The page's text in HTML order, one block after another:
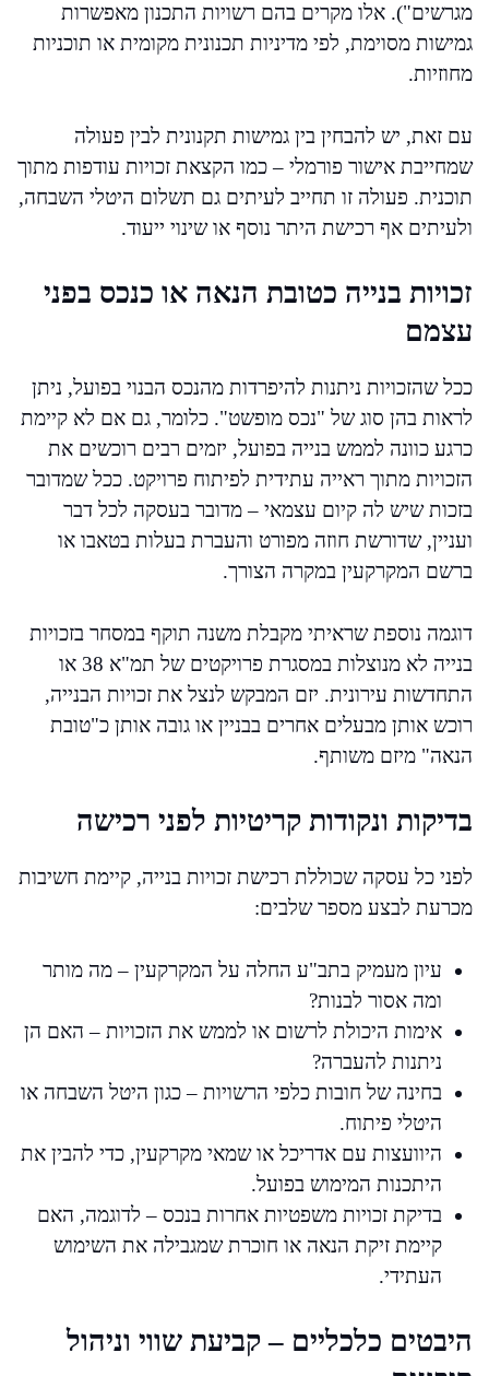
מגרשים"). אלו מקרים בהם רשויות התכנון מאפשרות
גמישות מסוימת, לפי מדיניות תכנונית מקומית או תוכניות
מחוזיות.
עם זאת, יש להבחין בין גמישות תקנונית לבין פעולה
שמחייבת אישור פורמלי – כמו הקצאת זכויות עודפות מתוך
תוכנית. פעולה זו תחייב לעיתים גם תשלום היטלי השבחה,
ולעיתים אף רכישת היתר נוסף או שינוי ייעוד.
זכויות בנייה כטובת הנאה או כנכס בפני
עצמם
ככל שהזכויות ניתנות להיפרדות מהנכס הבנוי בפועל, ניתן
לראות בהן סוג של "נכס מופשט". כלומר, גם אם לא קיימת
כרגע כוונה לממש בנייה בפועל, יזמים רבים רוכשים את
הזכויות מתוך ראייה עתידית לפיתוח פרויקט. ככל שמדובר
בזכות שיש לה קיום עצמאי – מדובר בעסקה לכל דבר
ועניין, שדורשת חוזה מפורט והעברת בעלות בטאבו או
ברשם המקרקעין במקרה הצורך.
דוגמה נוספת שראיתי מקבלת משנה תוקף במסחר בזכויות
בנייה לא מנוצלות במסגרת פרויקטים של תמ"א 38 או
התחדשות עירונית. יזם המבקש לנצל את זכויות הבנייה,
רוכש אותן מבעלים אחרים בבניין או גובה אותן כ"טובת
הנאה" מיזם משותף.
בדיקות ונקודות קריטיות לפני רכישה
לפני כל עסקה שכוללת רכישת זכויות בנייה, קיימת חשיבות
מכרעת לבצע מספר שלבים:
עיון מעמיק בתב"ע החלה על המקרקעין – מה מותר
ומה אסור לבנות?
אימות היכולת לרשום או לממש את הזכויות – האם הן
ניתנות להעברה?
בחינה של חובות כלפי הרשויות – כגון היטל השבחה או
היטלי פיתוח.
היוועצות עם אדריכל או שמאי מקרקעין, כדי להבין את
היתכנות המימוש בפועל.
בדיקת זכויות משפטיות אחרות בנכס – לדוגמה, האם
קיימת זיקת הנאה או חוכרת שמגבילה את השימוש
העתידי.
היבטים כלכליים – קביעת שווי וניהול